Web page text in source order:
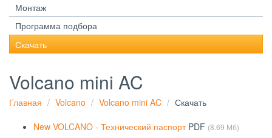
Монтаж
Программа подбора
Скачать
Volcano mini AC
Главная Volcano Volcano mini AC
Скачать
New VOLCANO - Технический паспортPDF (8.69 Мб)